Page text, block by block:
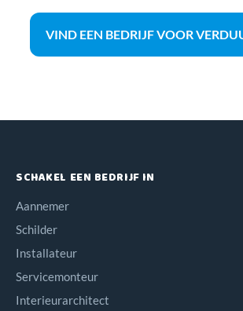
VIND EEN BEDRIJF VOOR
SCHAKEL EEN BEDRIJF IN
Aannemer
Schilder
Installateur
Servicemonteur
Interieurarchitect